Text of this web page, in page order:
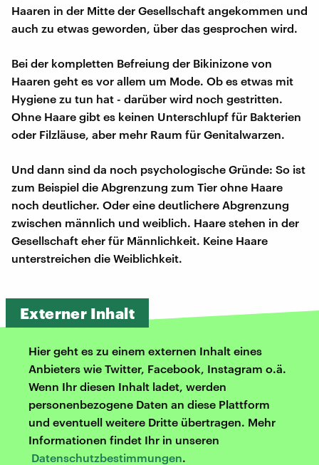
Haaren in der Mitte der Gesellschaft angekommen und
auch zu etwas geworden, über das gesprochen wird.
Bei der kompletten Befreiung der Bikinizone von
Haaren geht es vor allem um Mode. Ob es etwas mit
Hygiene zu tun hat - darüber wird noch gestritten.
Ohne Haare gibt es keinen Unterschlupf für Bakterien
oder Filzläuse, aber mehr Raum für Genitalwarzen.
Und dann sind da noch psychologische Gründe: So ist
zum Beispiel die Abgrenzung zum Tier ohne Haare
noch deutlicher. Oder eine deutlichere Abgrenzung
zwischen männlich und weiblich. Haare stehen in der
Gesellschaft eher für Männlichkeit. Keine Haare
unterstreichen die Weiblichkeit.
Externer Inhalt
Hier geht es zu einem externen Inhalt eines
Anbieters wie Twitter, Facebook, Instagram o.ä.
Wenn Ihr diesen Inhalt ladet, werden
personenbezogene Daten an diese Plattform
und eventuell weitere Dritte übertragen. Mehr
Informationen findet Ihr in unseren
Datenschutzbestimmungen.